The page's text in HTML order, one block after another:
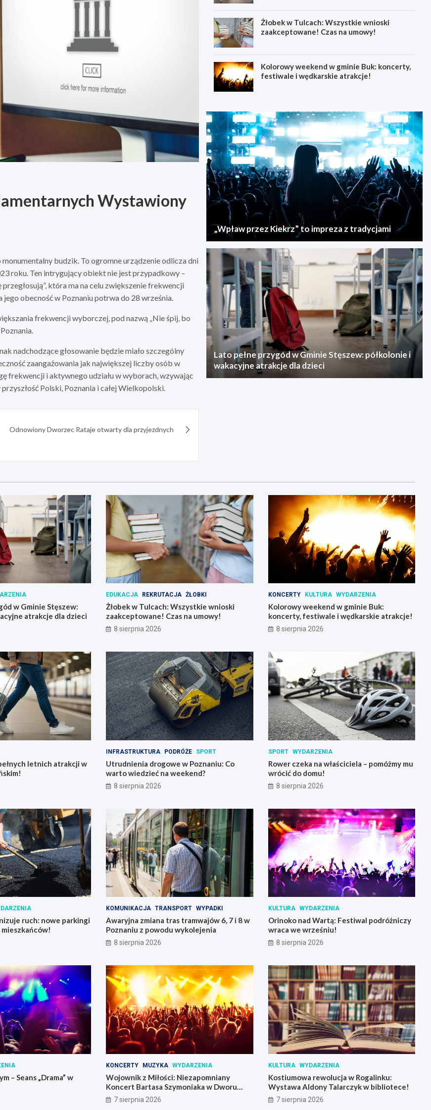
Wystawiony
budzik. To ogromne urządzenie odlicza dni
roku. Ten intrygujący obiekt nie jest przypadkowy –
która ma na celu zwiększenie frekwencji
obecność w Poznaniu potrwa do 28 września.
frekwencji wyborczej, pod nazwą „Nie śpij, bo
nadchodzące głosowanie będzie miało szczególny
zaangażowania jak największej liczby osób w
frekwencji i aktywnego udziału w wyborach, wzywając
Polski, Poznania i całej Wielkopolski.
Odnowiony Dworzec Rataje otwarty dla przyjezdnych
Żłobek w Tulcach: Wszystkie wnioski
zaakceptowane! Czas na umowy!
Kolorowy weekend w gminie Buk: koncerty,
festiwale i wędkarskie atrakcje!
„Wpław przez Kiekrz” to impreza z tradycjami
Lato pełne przygód w Gminie Stęszew: półkolonie i
wakacyjne atrakcje dla dzieci
w Gminie Stęszew:
atrakcje dla dzieci
EDUKACJA REKRUTACJA ŻŁOBKI
Żłobek w Tulcach: Wszystkie wnioski
zaakceptowane! Czas na umowy!
8 sierpnia 2026
KONCERTY KULTURA WYDARZENIA
Kolorowy weekend w gminie Buk:
koncerty, festiwale i wędkarskie atrakcje!
8 sierpnia 2026
letnich atrakcji w
INFRASTRUKTURA PODRÓŻE SPORT
Utrudnienia drogowe w Poznaniu: Co
warto wiedzieć na weekend?
8 sierpnia 2026
SPORT WYDARZENIA
Rower czeka na właściciela – pomóżmy mu
wrócić do domu!
8 sierpnia 2026
ruch: nowe parkingi
KOMUNIKACJA TRANSPORT WYPADKI
Awaryjna zmiana tras tramwajów 6, 7 i 8 w
Poznaniu z powodu wykolejenia
8 sierpnia 2026
KULTURA WYDARZENIA
Orinoko nad Wartą: Festiwal podróżniczy
wraca we wrześniu!
8 sierpnia 2026
– Seans „Drama” w
KONCERTY MUZYKA WYDARZENIA
Wojownik z Miłości: Niezapomniany
Koncert Bartasa Szymoniaka w Dworu
Skrzynki
7 sierpnia 2026
KULTURA WYDARZENIA
Kostiumowa rewolucja w Rogalinku:
Wystawa Aldony Talarczyk w bibliotece!
7 sierpnia 2026